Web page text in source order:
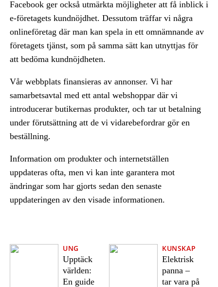
Facebook ger också utmärkta möjligheter att få inblick i
e-företagets kundnöjdhet. Dessutom träffar vi några
onlineföretag där man kan spela in ett omnämnande av
företagets tjänst, som på samma sätt kan utnyttjas för
att bedöma kundnöjdheten.
Vår webbplats finansieras av annonser. Vi har
samarbetsavtal med ett antal webshoppar där vi
introducerar butikernas produkter, och tar ut betalning
under förutsättning att de vi vidarebefordrar gör en
beställning.
Information om produkter och internetställen
uppdateras ofta, men vi kan inte garantera mot
ändringar som har gjorts sedan den senaste
uppdateringen av den visade informationen.
UNG
Upptäck
världen:
En guide
KUNSKAP
Elektrisk
panna –
tar vara på